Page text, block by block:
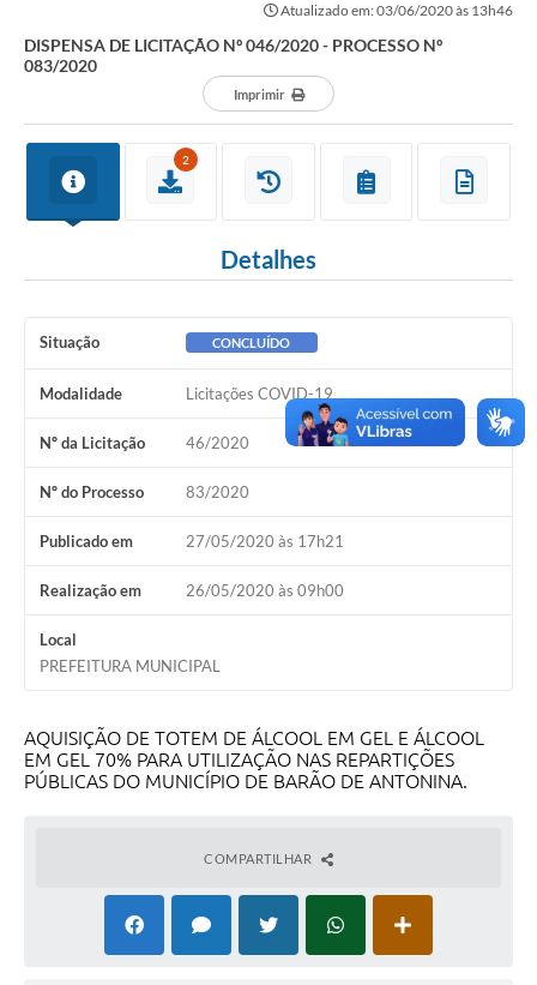
Atualizado em: 03/06/2020 às 13h46
DISPENSA DE LICITAÇÃO Nº 046/2020 - PROCESSO Nº
083/2020
Imprimir
2
Detalhes
Situação CONCLUÍDO
Modalidade Licitações COVID-19
Nº da Licitação 46/2020
Nº do Processo 83/2020
Publicado em 27/05/2020 às 17h21
Realização em 26/05/2020 às 09h00
Local
PREFEITURA MUNICIPAL
AQUISIÇÃO DE TOTEM DE ÁLCOOL EM GEL E ÁLCOOL
EM GEL 70% PARA UTILIZAÇÃO NAS REPARTIÇÕES
PÚBLICAS DO MUNICÍPIO DE BARÃO DE ANTONINA.
COMPARTILHAR